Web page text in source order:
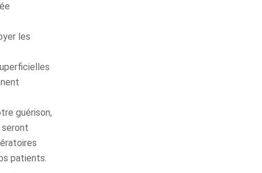
les
guérison,
seront
patients.